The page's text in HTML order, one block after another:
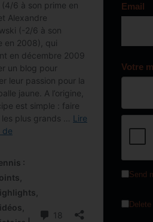
Email
Votre
Send